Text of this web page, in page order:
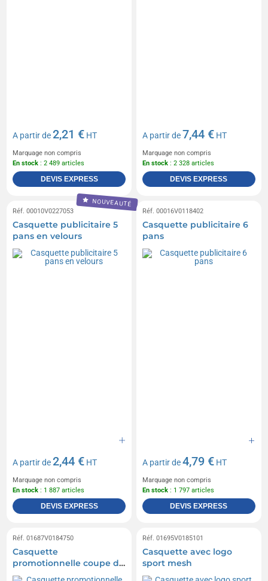
A partir de2,21 € HT
Marquage non compris
En stock : 2 489 articles
DEVIS EXPRESS
A partir de7,44 € HT
Marquage non compris
En stock : 2 328 articles
DEVIS EXPRESS
NOUVEAUTÉ
Réf. 00010V0227053
Casquette publicitaire 5
pans en velours
A partir de2,44 € HT
Marquage non compris
En stock : 1 887 articles
DEVIS EXPRESS
Réf. 00016V0118402
Casquette publicitaire 6
pans
A partir de4,79 € HT
Marquage non compris
En stock : 1 797 articles
DEVIS EXPRESS
Réf. 01687V0184750
Casquette
promotionnelle coupe du
monde de rugby
Réf. 01695V0185101
Casquette avec logo
sport mesh